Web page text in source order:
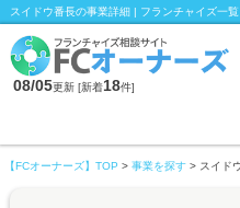
スイドウ番長の事業詳細 | フランチャイズ一覧
08/05更新 [新着18件]
【FCオーナーズ】TOP >事業を探す> スイド